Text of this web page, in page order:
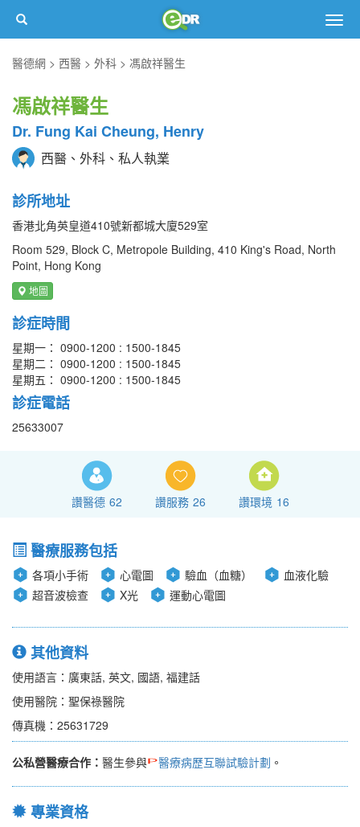
醫德網
西醫 外科 馮啟祥醫生
馮啟祥醫生
Dr. Fung Kai Cheung, Henry
西醫、外科、私人執業
診所地址
香港北角英皇道410號新都城大廈529室
Room 529, Block C, Metropole Building, 410 King's Road, North
Point, Hong Kong
地圖
診症時間
星期一： 0900-1200 : 1500-1845
星期二： 0900-1200 : 1500-1845
星期五： 0900-1200 : 1500-1845
診症電話
25633007
讚醫德 62 讚服務 26 讚環境 16
醫療服務包括
各項小手術 心電圖 驗血（血糖）
血液化驗
超音波檢查
X光 運動心電圖
其他資料
使用語言：廣東話, 英文, 國語, 福建話
使用醫院：聖保祿醫院
傳真機：25631729
公私營醫療合作： 醫生參與 醫療病歷互聯試驗計劃 。
專業資格